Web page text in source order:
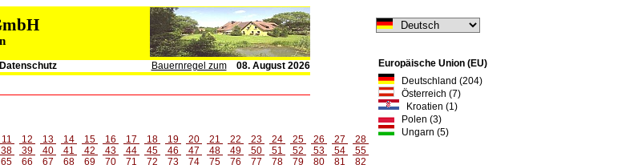
Datenschutz Bauernregel zum
08. August 2026
Europäische Union (EU)
Deutschland (204)
Österreich (7)
Kroatien (1)
Polen (3)
Ungarn (5)
11 12 13 14 15 16 17 18 19 20 21 22 23 24 25 26 27
28
38 39 40 41 42 43 44 45 46 47 48 49 50 51 52 53 54
55
65 66 67 68 69 70 71 72 73 74 75 76 77 78 79 80 81
82